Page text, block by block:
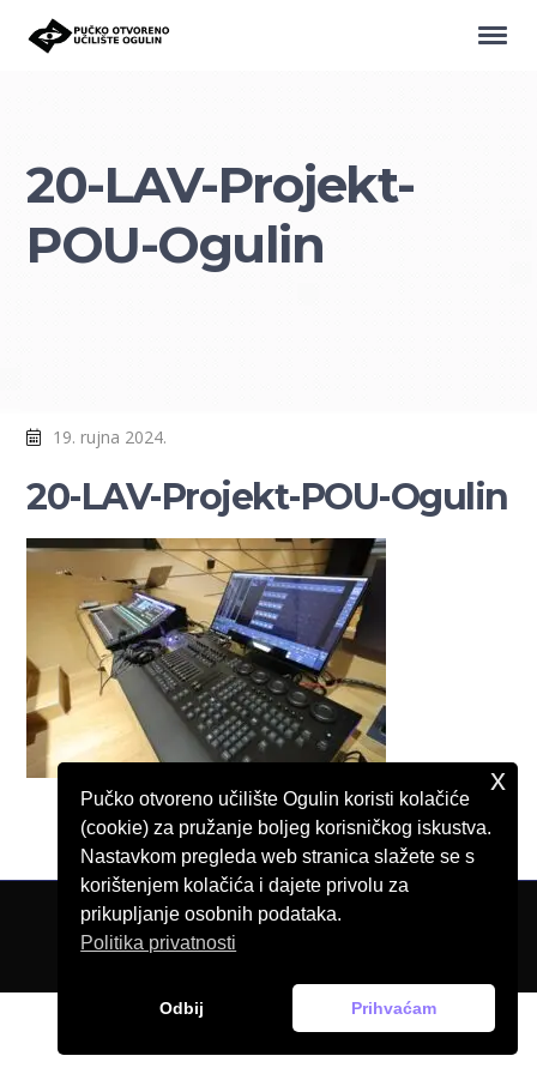
20-LAV-Projekt-
POU-Ogulin
19. rujna 2024.
20-LAV-Projekt-POU-Ogulin
© Pučko otvoreno učilište Ogulin, 2026.
Pučko otvoreno učilište Ogulin koristi kolačiće
(cookie) za pružanje boljeg korisničkog iskustva.
Nastavkom pregleda web stranica slažete se s
korištenjem kolačića i dajete privolu za
prikupljanje osobnih podataka.
Politika privatnosti
Odbij Prihvaćam
x